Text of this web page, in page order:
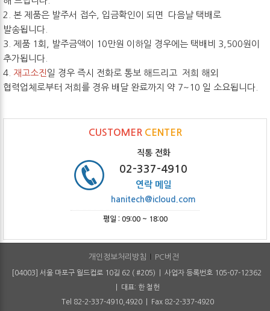
2. 본 제품은 발주서 접수, 입금확인이 되면 다음날 택배로
발송됩니다.
3. 제품 1회, 발주금액이 10만원 이하일 경우에는 택배비 3,500원이
추가됩니다.
4. 재고소진 일 경우 즉시 전화로 통보 해드리고 저희 해외
협력업체로부터 저희를 경유 배달 완료까지 약 7~10 일 소요됩니다.
CUSTOMER CENTER
직통 전화
02-337-4910
연락 메일
hanitech@icloud.com
평일 : 09:00 ~ 18:00
개인정보처리방침 PC버전
[04003] 서울 마포구 월드컵로 10길 62 ( #205) | 사업자 등록번호 105-07-12362
| 대표: 한 철헌
Tel 82-2-337-4910,4920 | Fax 82-2-337-4920